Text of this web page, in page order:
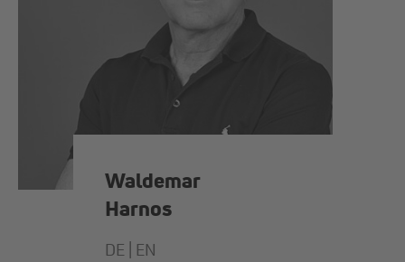
Waldemar
Harnos
DE | EN